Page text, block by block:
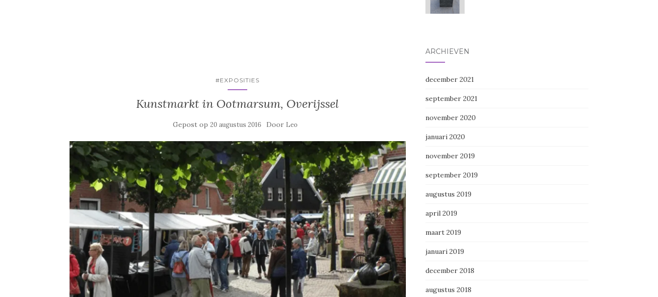
#EXPOSITIES
Kunstmarkt in Ootmarsum, Overijssel
Gepost op 20 augustus 2016 Door Leo
ARCHIEVEN
december 2021
september 2021
november 2020
januari 2020
november 2019
september 2019
augustus 2019
april 2019
maart 2019
januari 2019
december 2018
augustus 2018